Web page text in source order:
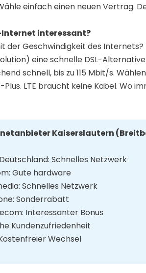
einfach einen neuen Vertrag.
Internet interessant?
der Geschwindigkeit des Internets?
eine schnelle DSL-
schnell, bis zu 115 Mbit/s.
Plus. LTE braucht keine Kabel. Wo
Kaiserslautern
Schnelles Netzwerk
Gute hardware
Schnelles Netzwerk
Sonderrabatt
Interessanter Bonus
Kundenzufriedenheit
Kostenfreier Wechsel